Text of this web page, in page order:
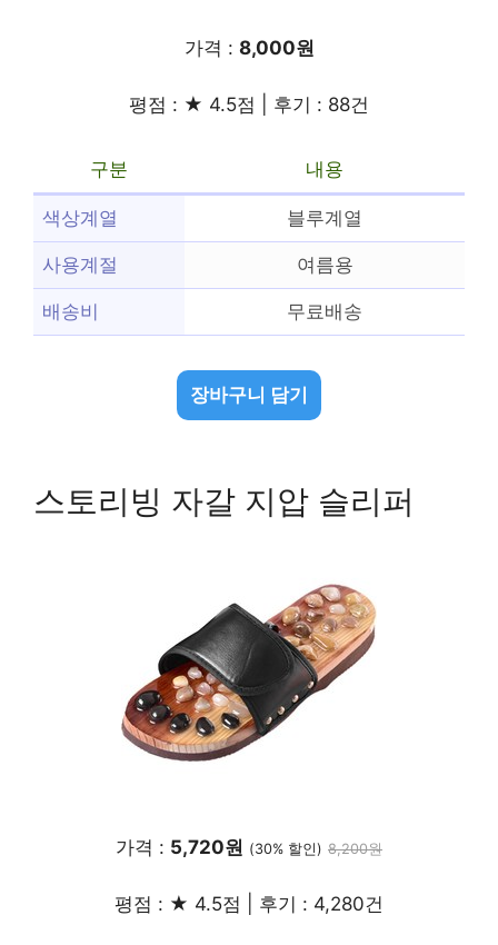
가격 : 8,000원
평점 : ★ 4.5점 | 후기 : 88건
구분 내용
색상계열 블루계열
사용계절 여름용
배송비 무료배송
장바구니 담기
스토리빙 자갈 지압 슬리퍼
가격 : 5,720원 (30% 할인) 8,200원
평점 : ★ 4.5점 | 후기 : 4,280건